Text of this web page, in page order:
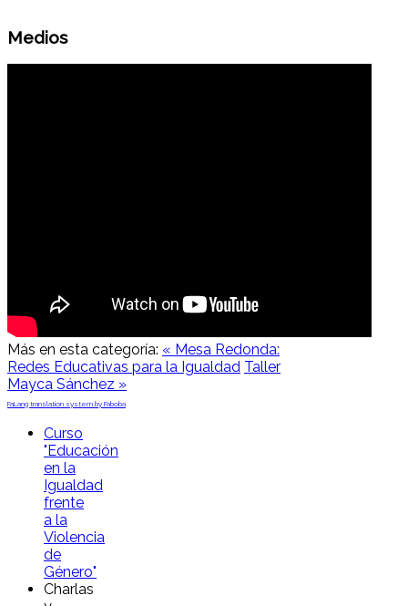
Medios
Más en esta categoría: « Mesa Redonda:
Redes Educativas para la Igualdad Taller
Mayca Sánchez »
FaLang translation system by Faboba
Curso
"Educación
en la
Igualdad
frente
a la
Violencia
de
Género"
Charlas